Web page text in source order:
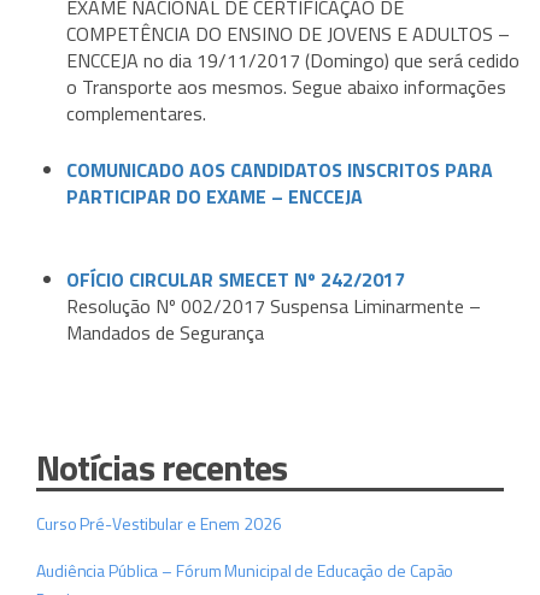
EXAME NACIONAL DE CERTIFICAÇÃO DE
COMPETÊNCIA DO ENSINO DE JOVENS E ADULTOS –
ENCCEJA no dia 19/11/2017 (Domingo) que será cedido
o Transporte aos mesmos. Segue abaixo informações
complementares.
COMUNICADO AOS CANDIDATOS INSCRITOS PARA
PARTICIPAR DO EXAME – ENCCEJA
OFÍCIO CIRCULAR SMECET Nº 242/2017
Resolução Nº 002/2017 Suspensa Liminarmente –
Mandados de Segurança
Notícias recentes
Curso Pré-Vestibular e Enem 2026
Audiência Pública – Fórum Municipal de Educação de Capão